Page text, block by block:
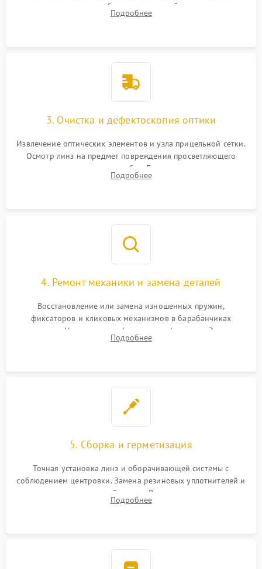
внутренних резьбовых соединений, пружин и
уплотнительных колец. Поиск причин люфта, смещения
Подробнее
3. Очистка и дефектоскопия оптики
Извлечение оптических элементов и узла прицельной сетки.
Осмотр линз на предмет повреждения просветляющего
покрытия или появления грибка. Бережная очистка стекол
спецрастворами. Проверка целостности гравированной
Подробнее
4. Ремонт механики и замена деталей
Восстановление или замена изношенных пружин,
фиксаторов и кликовых механизмов в барабанчиках
поправок. Устранение люфтов в трансфокаторе. Замена
поврежденных линз, разбитой сетки или восстановление
Подробнее
5. Сборка и герметизация
Точная установка линз и оборачивающей системы с
соблюдением центровки. Замена резиновых уплотнителей и
нанесение влагозащитной смазки. Вакуумирование корпуса
и заполнение его осушенным азотом или аргоном для
Подробнее